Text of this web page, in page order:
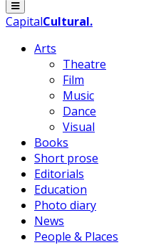
Menu
CapitalCultural.
Arts
Theatre
Film
Music
Dance
Visual
Books
Short prose
Editorials
Education
Photo diary
News
People & Places